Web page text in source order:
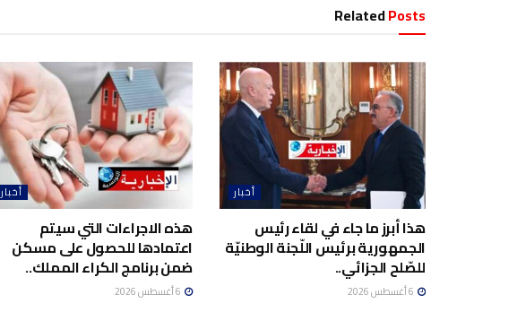
RelatedPosts
أخبار
هذا أبرز ما جاء في لقاء رئيس
الجمهورية برئيس اللّجنة الوطنيّة
للصّلح الجزائي..
أخبار
هذه الاجراءات التي سيتم
اعتمادها للحصول على مسكن
ضمن برنامج الكراء المملك..